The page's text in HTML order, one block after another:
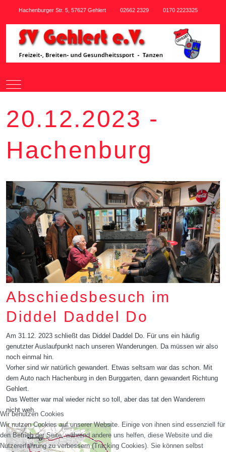
Hachenburger Str. 5, 57627 Gehlert 02662 2329 0170 2223325
Mobile Menu Toggle
20.12.2023 -
Hachenburg
Abschiedsbesuch im
Diddel Daddel Do
Am 31.12. 2023 schließt das Diddel Daddel Do. Für uns ein häufig
genutzter Auslaufpunkt nach unseren Wanderungen. Da müssen wir also
noch einmal hin.
Vorher sind wir natürlich gewandert. Etwas seltsam war das schon. Mit
dem Auto nach Hachenburg in den Burggarten, dann gewandert Richtung
Gehlert.
Das Wetter war mal wieder nicht so toll, aber das tat den Wanderern
nicht weh.
Wir benutzen Cookies
Wir nutzen Cookies auf unserer Website. Einige von ihnen sind essenziell für
den Betrieb der Seite, während andere uns helfen, diese Website und die
Nutzererfahrung zu verbessern (Tracking Cookies). Sie können selbst